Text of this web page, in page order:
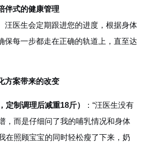
伴式的健康管理
汪医生会定期跟进您的进度，根据身体
保每一步都走在正确的轨道上，直至达
方案带来的改变
定制调理后减重18斤）
：“汪医生没有
，而是仔细问了我的哺乳情况和身体
在照顾宝宝的同时轻松瘦了下来，奶